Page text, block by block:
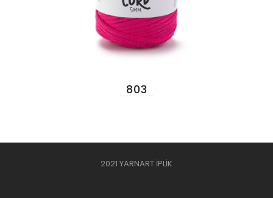
803
2021 YARNART İPLİK